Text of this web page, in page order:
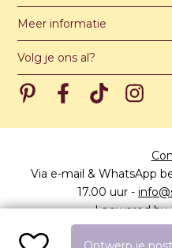
Over studiobydiede
Unieke illustratie of ontwerp
Algemene voorwaarden
Privacy verklaring
Hippe jongensnamen van A
Hippe meisjesnamen van
Hippe unisex namen van A
Meer informatie
Levertijden
Meest gestelde vragen
Prijzen
Volg je ons al?
PinterestPinterestPinterest
Via e-mail & WhatsApp
17.00 uur -
|powered by